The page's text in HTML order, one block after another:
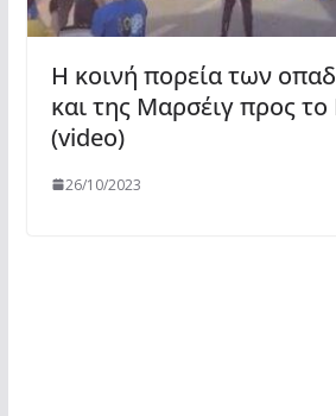
Η κοινή πορεία των
και της Μαρσέιγ προς
(video)
26/10/2023